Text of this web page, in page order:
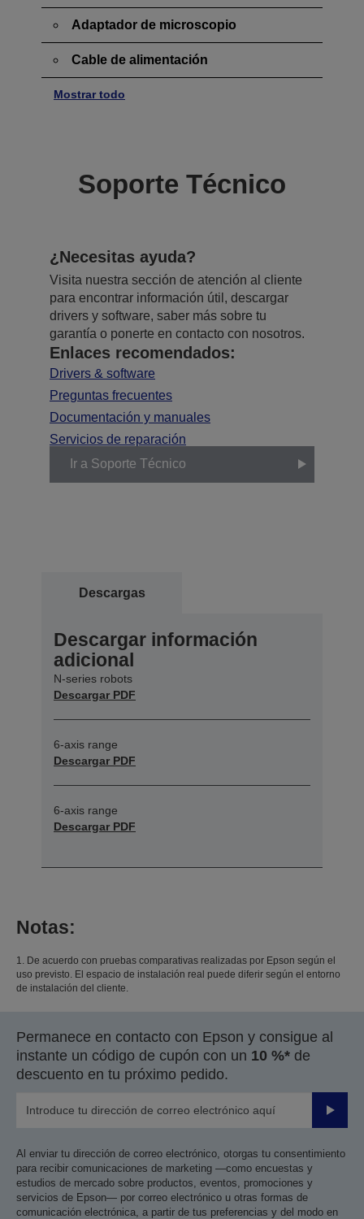
Adaptador de microscopio
Cable de alimentación
Mostrar todo
Soporte Técnico
¿Necesitas ayuda?
Visita nuestra sección de atención al cliente
para encontrar información útil, descargar
drivers y software, saber más sobre tu
garantía o ponerte en contacto con nosotros.
Enlaces recomendados:
Drivers & software
Preguntas frecuentes
Documentación y manuales
Servicios de reparación
Ir a Soporte Técnico
Descargas
Descargar información
adicional
N-series robots
Descargar PDF
6-axis range
Descargar PDF
6-axis range
Descargar PDF
Notas:
1. De acuerdo con pruebas comparativas realizadas por Epson según el
uso previsto. El espacio de instalación real puede diferir según el entorno
de instalación del cliente.
Permanece en contacto con Epson y consigue al
instante un código de cupón con un 10 %* de
descuento en tu próximo pedido.
Enviar
Al enviar tu dirección de correo electrónico, otorgas tu consentimiento
para recibir comunicaciones de marketing —como encuestas y
estudios de mercado sobre productos, eventos, promociones y
servicios de Epson— por correo electrónico u otras formas de
comunicación electrónica, a partir de tus preferencias y del modo en